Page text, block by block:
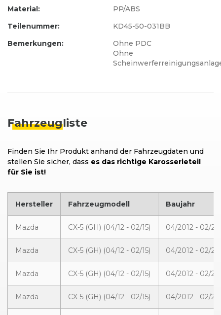
Material:
PP/ABS
Teilenummer:
KD45-50-031BB
Bemerkungen:
Ohne PDC
Ohne
Fahrzeugliste
Finden Sie Ihr Produkt anhand der Fahrzeugdaten und
stellen Sie sicher, dass es das richtige Karosserieteil
für Sie ist!
Hersteller Fahrzeugmodell Baujahr
Mazda CX-5 (GH) (04/12 - 02/15) 04/2012 - 02/
Mazda CX-5 (GH) (04/12 - 02/15) 04/2012 - 02/
Mazda CX-5 (GH) (04/12 - 02/15) 04/2012 - 02/
Mazda CX-5 (GH) (04/12 - 02/15) 04/2012 - 02/